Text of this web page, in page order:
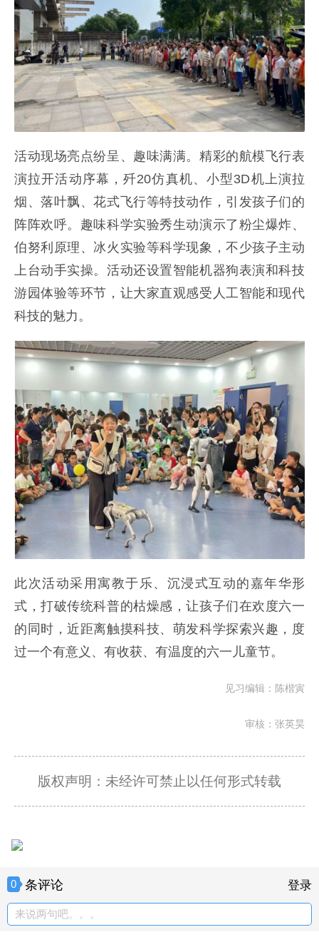
活动现场亮点纷呈、趣味满满。精彩的航模飞行表
演拉开活动序幕，歼20仿真机、小型3D机上演拉
烟、落叶飘、花式飞行等特技动作，引发孩子们的
阵阵欢呼。趣味科学实验秀生动演示了粉尘爆炸、
伯努利原理、冰火实验等科学现象，不少孩子主动
上台动手实操。活动还设置智能机器狗表演和科技
游园体验等环节，让大家直观感受人工智能和现代
科技的魅力。
此次活动采用寓教于乐、沉浸式互动的嘉年华形
式，打破传统科普的枯燥感，让孩子们在欢度六一
的同时，近距离触摸科技、萌发科学探索兴趣，度
过一个有意义、有收获、有温度的六一儿童节。
见习编辑：陈楷寅
审核：张英昊
版权声明：未经许可禁止以任何形式转载
0 条评论 登录
来说两句吧。。。